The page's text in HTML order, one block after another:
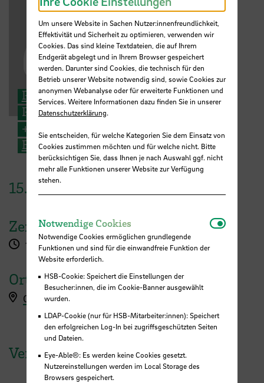
Prof. Dr. Armin Varmaz
Professor for Finance
+49 421 5905 4195
E-Mail
15. Juni2022
Zeit
13:30 - 14:30 Uhr
Ort
Online ZOOM
Veranstaltungen der HSB
Um unsere Website in Sachen Nutzer:innenfreundlichkeit,
Effektivität und Sicherheit zu optimieren, verwenden wir
Cookies. Das sind kleine Textdateien, die auf Ihrem
Endgerät abgelegt und in Ihrem Browser gespeichert
werden. Darunter sind Cookies, die technisch für den
Betrieb unserer Website notwendig sind, sowie Cookies zur
anonymen Webanalyse oder für erweiterte Funktionen und
Services. Weitere Informationen dazu finden Sie in unserer
Datenschutzerklärung.
Sie entscheiden, für welche Kategorien Sie dem Einsatz von
Cookies zustimmen möchten und für welche nicht. Bitte
berücksichtigen Sie, dass Ihnen je nach Auswahl ggf. nicht
mehr alle Funktionen unserer Website zur Verfügung
stehen.
Notwendige Cookies
Notwendige Cookies ermöglichen grundlegende
Funktionen und sind für die einwandfreie Funktion der
Website erforderlich.
HSB-Cookie: Speichert die Einstellungen der
Besucher:innen, die im Cookie-Banner ausgewählt
wurden.
LDAP-Cookie (nur für HSB-Mitarbeiter:innen): Speichert
den erfolgreichen Log-In bei zugriffsgeschützten Seiten
und Dateien.
Eye-Able®: Es werden keine Cookies gesetzt.
Nutzereinstellungen werden im Local Storage des
Browsers gespeichert.